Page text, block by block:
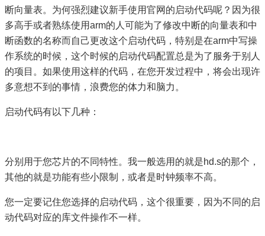
断向量表。为何强烈建议新手使用官网的启动代码呢？因为很
多高手或者熟练使用arm的人可能为了修改中断的向量表和中
断函数的名称而自己更改这个启动代码，特别是在arm中写操
作系统的时候，这个时候的启动代码配置总是为了服务于别人
的项目。如果使用这样的代码，在您开发过程中，将会出现许
多意想不到的事情，浪费您的体力和脑力。
启动代码有以下几种：
分别用于您芯片的不同特性。我一般选用的就是hd.s的那个，
其他的就是功能有些小限制，或者是时钟频率不高。
您一定要记住您选择的启动代码，这个很重要，因为不同的启
动代码对应的库文件操作不一样。